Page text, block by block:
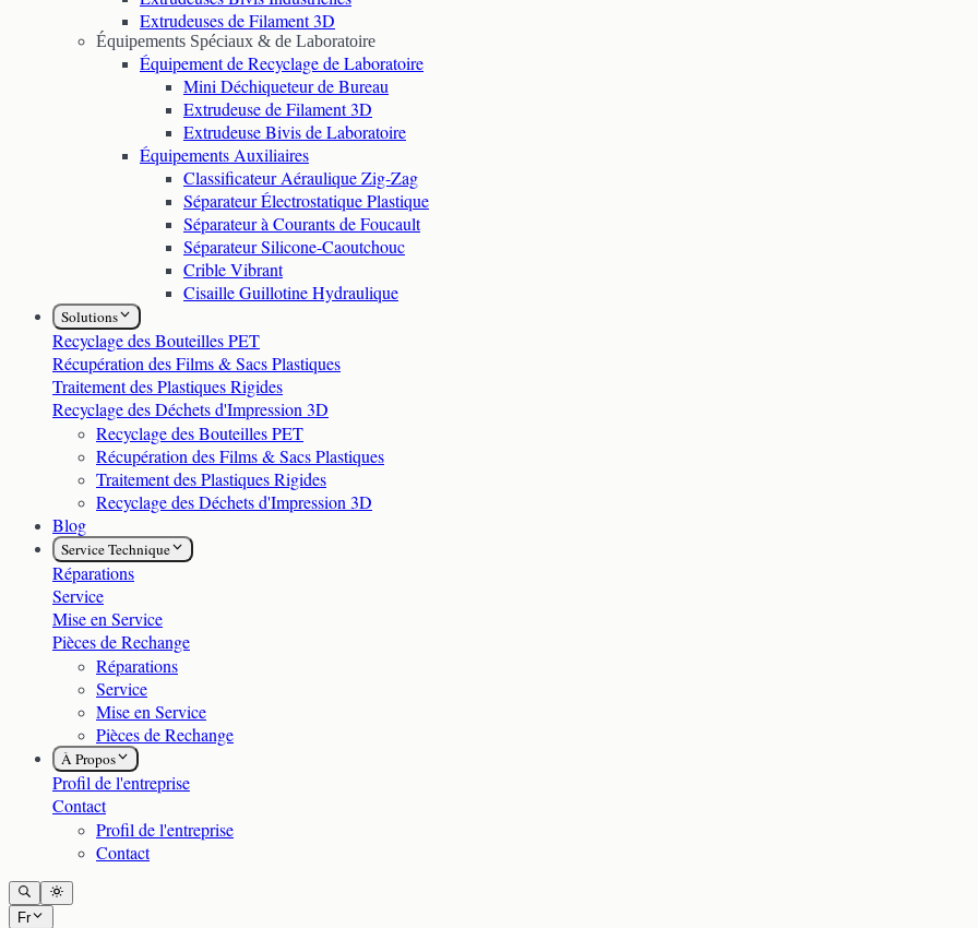
Extrudeuses de Filament 3D
Équipements Spéciaux & de Laboratoire
Équipement de Recyclage de Laboratoire
Mini Déchiqueteur de Bureau
Extrudeuse de Filament 3D
Extrudeuse Bivis de Laboratoire
Équipements Auxiliaires
Classificateur Aéraulique Zig-Zag
Séparateur Électrostatique Plastique
Séparateur à Courants de Foucault
Séparateur Silicone-Caoutchouc
Crible Vibrant
Cisaille Guillotine Hydraulique
Solutions
Recyclage des Bouteilles PET
Récupération des Films & Sacs Plastiques
Traitement des Plastiques Rigides
Recyclage des Déchets d'Impression 3D
Recyclage des Bouteilles PET
Récupération des Films & Sacs Plastiques
Traitement des Plastiques Rigides
Recyclage des Déchets d'Impression 3D
Blog
Service Technique
Réparations
Service
Mise en Service
Pièces de Rechange
Réparations
Service
Mise en Service
Pièces de Rechange
À Propos
Profil de l'entreprise
Contact
Profil de l'entreprise
Contact
Fr